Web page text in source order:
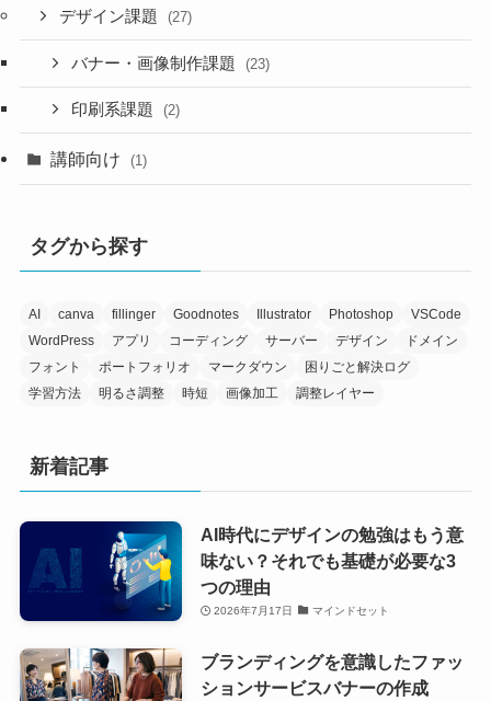
デザイン課題 (27)
バナー・画像制作課題 (23)
印刷系課題 (2)
講師向け (1)
タグから探す
AI canva fillinger Goodnotes Illustrator Photoshop
VSCode
WordPress
アプリ コーディング サーバー デザイン
ドメイン
フォント
ポートフォリオ マークダウン
困りごと解決ログ
学習方法
明るさ調整 時短 画像加工 調整レイヤー
新着記事
AI時代にデザインの勉強はもう意
味ない？それでも基礎が必要な3
つの理由
2026年7月17日 マインドセット
ブランディングを意識したファッ
ションサービスバナーの作成